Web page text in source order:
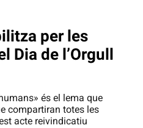
per les
Dia de l’Orgull
és el lema que
compartiran totes les
acte reivindicatiu